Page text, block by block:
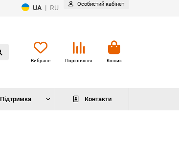
UA | RU Особистий кабінет
Вибране Порівняння Кошик
Підтримка Контакти